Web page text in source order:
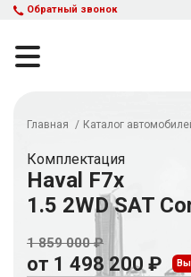
Обратный звонок
Кредит и рассрочка
Акции
Каталог автомобилей
Авто с пробегом
Главная Каталог
Комплектация
Haval F7x
1.5 2WD SAT
1 859 000 ₽
от 1 498 200 ₽